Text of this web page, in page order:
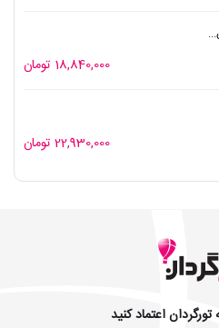
18,840,000 تومان
22,930,000 تومان
اعتماد کنید